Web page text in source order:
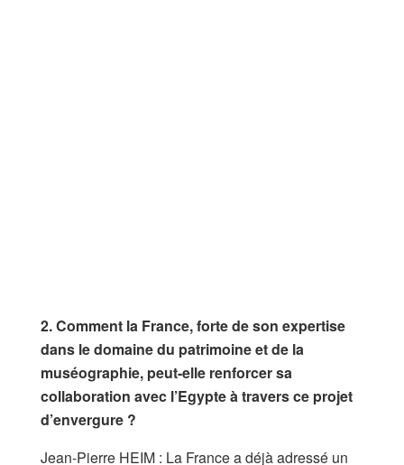
2. Comment la France, forte de son expertise
dans le domaine du patrimoine et de la
muséographie, peut-elle renforcer sa
collaboration avec l’Egypte à travers ce projet
d’envergure ?
Jean-Pierre HEIM : La France a déjà adressé un